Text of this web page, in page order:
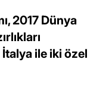
2017 Dünya
ile iki özel